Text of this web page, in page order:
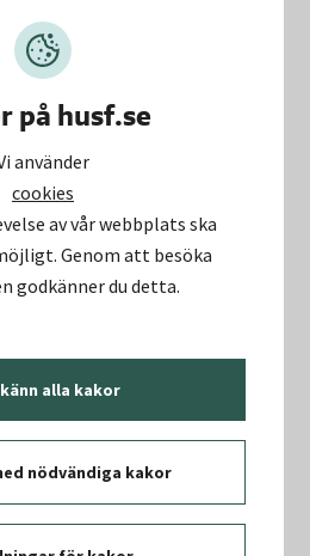
på husf.se
använder
cookies
av vår webbplats ska
Genom att besöka
godkänner du detta.
alla kakor
nödvändiga kakor
Sveriges ledande
hållbart samhällsbyggande
Åsa har även en
bakgrund och har lyft
i alla de bolag hon
hållbarheten är en
lösning och jag ser fram
en stabil och välmående
och duktiga
Göran Sander.
hösten. Åsa Hedenbergs
augusti. Henrik Örneblad är
augusti.